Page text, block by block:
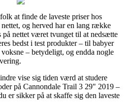
at finde de laveste priser hos
og herved har en lang række
på nettet været tvunget til at nedsætte
bedst i test produkter – til babyer
– betydeligt, og endda nogle
vise sig tiden værd at studere
på Cannondale Trail 3 29" 2019 –
er sikker på at skaffe sig den laveste